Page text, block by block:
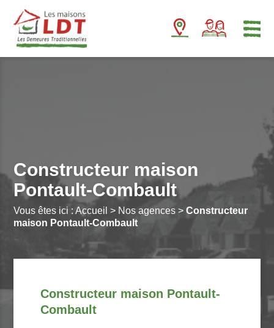
Constructeur maison
Pontault-Combault
Vous êtes ici :Accueil > Nos agences >Constructeur
maison Pontault-Combault
Constructeur maison Pontault-
Combault